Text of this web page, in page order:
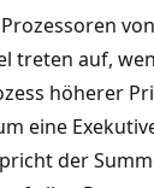
treten auf,
höherer
eine
der